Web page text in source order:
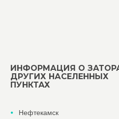
ИНФОРМАЦИЯ О
ДРУГИХ НАСЕЛЕННЫХ
ПУНКТАХ
Нефтекамск